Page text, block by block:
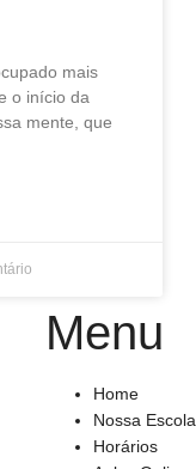
mais
o início da
mente, que
Menu
Home
Nossa Escola
Horários